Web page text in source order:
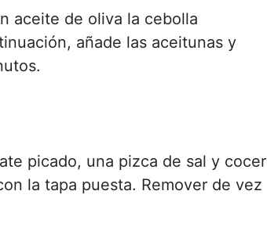
aceite de oliva la cebolla
añade las aceitunas y
picado, una pizca de sal y cocer
la tapa puesta. Remover de vez